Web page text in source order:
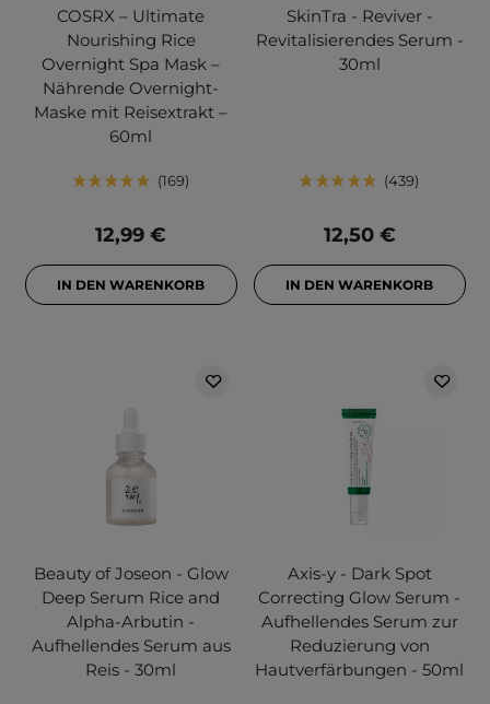
COSRX – Ultimate
Nourishing Rice
Overnight Spa Mask –
Nährende Overnight-
Maske mit Reisextrakt –
60ml
169
12,99 €
IN DEN WARENKORB
SkinTra - Reviver -
Revitalisierendes Serum -
30ml
439
12,50 €
IN DEN WARENKORB
Beauty of Joseon - Glow
Deep Serum Rice and
Alpha-Arbutin -
Aufhellendes Serum aus
Reis - 30ml
Axis-y - Dark Spot
Correcting Glow Serum -
Aufhellendes Serum zur
Reduzierung von
Hautverfärbungen - 50ml